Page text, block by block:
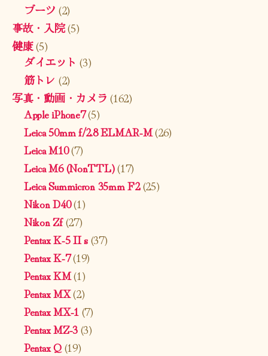
ブーツ (2)
事故・入院(5)
健康(5)
ダイエット (3)
筋トレ (2)
写真・動画・カメラ (162)
Apple iPhone7(5)
Leica 50mm f/2.8 ELMAR-M(26)
Leica M10(7)
Leica M6 (NonTTL)(17)
Leica Summicron 35mm F2(25)
Nikon D40(1)
Nikon Zf(27)
Pentax K-5 II s(37)
Pentax K-7(19)
Pentax KM(1)
Pentax MX(2)
Pentax MX-1 (7)
Pentax MZ-3(3)
Pentax Q(19)